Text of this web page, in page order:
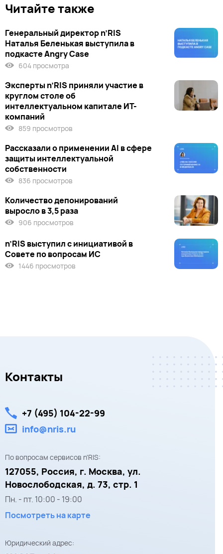
Читайте также
Генеральный директор n’RIS
Наталья Беленькая выступила в
подкасте Angry Case
604 просмотра
Эксперты n’RIS приняли участие в
круглом столе об
интеллектуальном капитале ИТ-
компаний
859 просмотров
Рассказали о применении AI в сфере
защиты интеллектуальной
собственности
836 просмотров
Количество депонирований
выросло в 3,5 раза
906 просмотров
n’RIS выступил c инициативой в
Совете по вопросам ИС
1446 просмотров
Контакты
+7 (495) 104-22-99
info@nris.ru
По вопросам сервисов n'RIS:
127055, Россия, г. Москва, ул.
Новослободская, д. 73, стр. 1
Пн. - пт. 10:00 - 19:00
Посмотреть на карте
Юридический адрес: